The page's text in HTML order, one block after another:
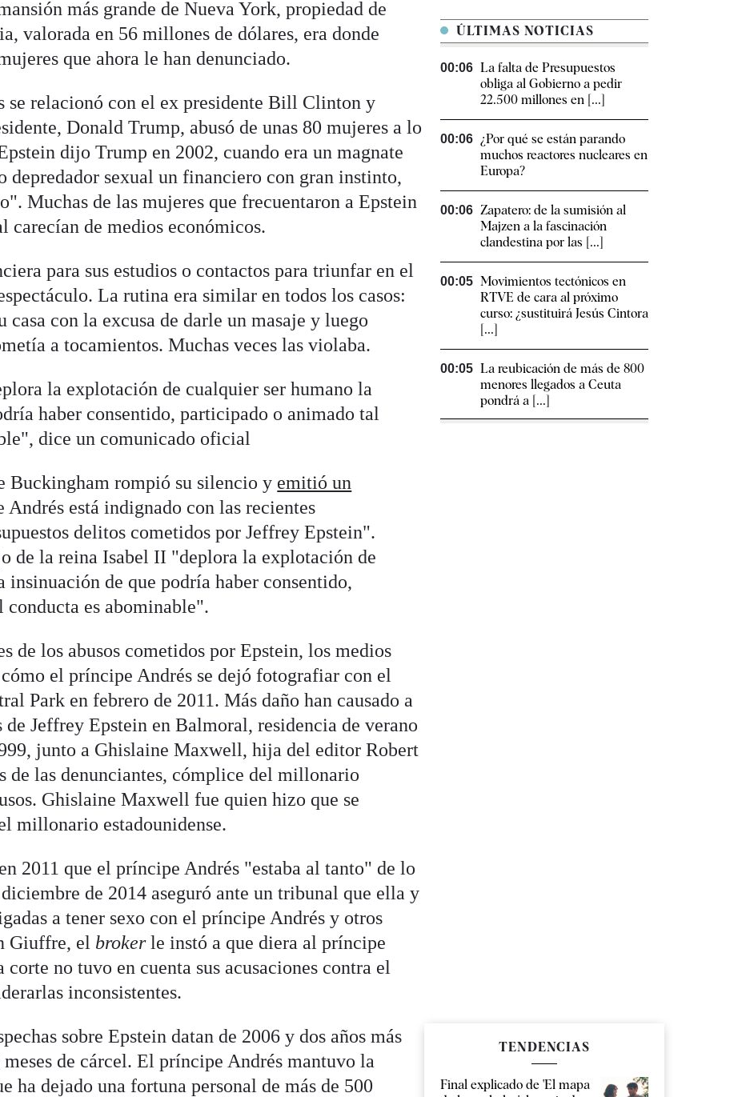
más grande de Nueva York, propiedad de
valorada en 56 millones de dólares, era donde
que ahora le han denunciado.
se relacionó con el ex presidente Bill Clinton y
Donald Trump, abusó de unas 80 mujeres a lo
dijo Trump en 2002, cuando era un magnate
depredador sexual un financiero con gran instinto,
Muchas de las mujeres que frecuentaron a Epstein
carecían de medios económicos.
para sus estudios o contactos para triunfar en el
La rutina era similar en todos los casos:
casa con la excusa de darle un masaje y luego
a tocamientos. Muchas veces las violaba.
la explotación de cualquier ser humano la
haber consentido, participado o animado tal
dice un comunicado oficial
Buckingham rompió su silencio y emitió un
está indignado con las recientes
delitos cometidos por Jeffrey Epstein".
de la reina Isabel II "deplora la explotación de
insinuación de que podría haber consentido,
es abominable".
de los abusos cometidos por Epstein, los medios
el príncipe Andrés se dejó fotografiar con el
Park en febrero de 2011. Más daño han causado a
Jeffrey Epstein en Balmoral, residencia de verano
junto a Ghislaine Maxwell, hija del editor Robert
de las denunciantes, cómplice del millonario
Ghislaine Maxwell fue quien hizo que se
millonario estadounidense.
2011 que el príncipe Andrés "estaba al tanto" de lo
de 2014 aseguró ante un tribunal que ella y
a tener sexo con el príncipe Andrés y otros
Giuffre, el brokerle instó a que diera al príncipe
no tuvo en cuenta sus acusaciones contra el
inconsistentes.
sobre Epstein datan de 2006 y dos años más
de cárcel. El príncipe Andrés mantuvo la
ha dejado una fortuna personal de más de 500
ÚLTIMAS NOTICIAS
00:06 La falta de Presupuestos
obliga al Gobierno a pedir
22.500 millones en [...]
00:06 ¿Por qué se están parando
muchos reactores nucleares en
Europa?
00:06 Zapatero: de la sumisión al
Majzen a la fascinación
clandestina por las [...]
00:05 Movimientos tectónicos en
RTVE de cara al próximo
curso: ¿sustituirá Jesús Cintora
[...]
00:05 La reubicación de más de 800
menores llegados a Ceuta
pondrá a [...]
TENDENCIAS
Final explicado de 'El mapa